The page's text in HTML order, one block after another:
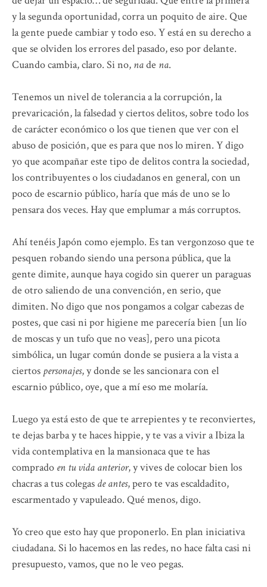
y la segunda oportunidad, corra un poquito de aire. Que
la gente puede cambiar y todo eso. Y está en su derecho a
que se olviden los errores del pasado, eso por delante.
Cuando cambia, claro. Si no, nade na.
Tenemos un nivel de tolerancia a la corrupción, la
prevaricación, la falsedad y ciertos delitos, sobre todo los
de carácter económico o los que tienen que ver con el
abuso de posición, que es para que nos lo miren. Y digo
yo que acompañar este tipo de delitos contra la sociedad,
los contribuyentes o los ciudadanos en general, con un
poco de escarnio público, haría que más de uno se lo
pensara dos veces. Hay que emplumar a más corruptos.
Ahí tenéis Japón como ejemplo. Es tan vergonzoso que te
pesquen robando siendo una persona pública, que la
gente dimite, aunque haya cogido sin querer un paraguas
de otro saliendo de una convención, en serio, que
dimiten. No digo que nos pongamos a colgar cabezas de
postes, que casi ni por higiene me parecería bien [un lío
de moscas y un tufo que no veas], pero una picota
simbólica, un lugar común donde se pusiera a la vista a
ciertos personajes, y donde se les sancionara con el
escarnio público, oye, que a mí eso me molaría.
Luego ya está esto de que te arrepientes y te reconviertes,
te dejas barba y te haces hippie, y te vas a vivir a Ibiza la
vida contemplativa en la mansionaca que te has
comprado en tu vida anterior, y vives de colocar bien los
chacras a tus colegas de antes, pero te vas escaldadito,
escarmentado y vapuleado. Qué menos, digo.
Yo creo que esto hay que proponerlo. En plan iniciativa
ciudadana. Si lo hacemos en las redes, no hace falta casi ni
presupuesto, vamos, que no le veo pegas.